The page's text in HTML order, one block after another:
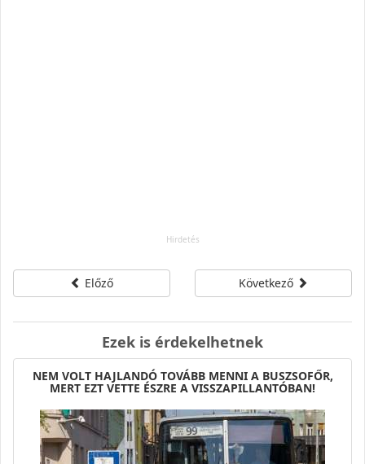
Előző Következő
Ezek is érdekelhetnek
NEM VOLT HAJLANDÓ TOVÁBB MENNI A BUSZSOFŐR,
MERT EZT VETTE ÉSZRE A VISSZAPILLANTÓBAN!